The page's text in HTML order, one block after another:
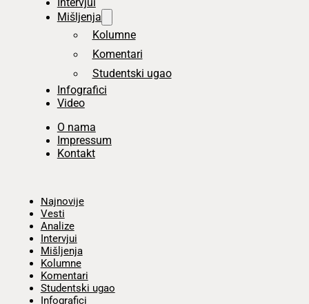
Intervjui
Mišljenja
Kolumne
Komentari
Studentski ugao
Infografici
Video
O nama
Impressum
Kontakt
Najnovije
Vesti
Analize
Intervjui
Mišljenja
Kolumne
Komentari
Studentski ugao
Infografici